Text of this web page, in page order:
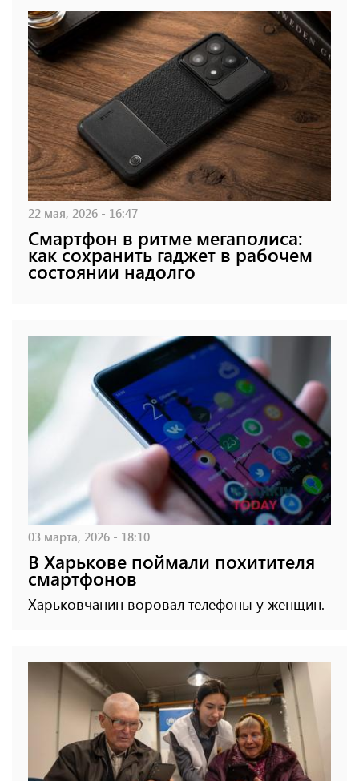
22 мая, 2026 - 16:47
Смартфон в ритме мегаполиса:
как сохранить гаджет в рабочем
состоянии надолго
03 марта, 2026 - 18:10
В Харькове поймали похитителя
смартфонов
Харьковчанин воровал телефоны у женщин.